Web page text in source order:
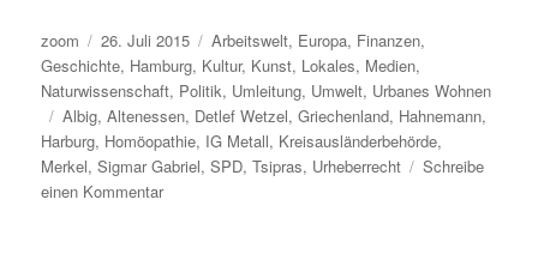
Autor
zoom
Veröffentlicht
am
26. Juli 2015 Kategorien
Arbeitswelt, Europa, Finanzen,
Geschichte, Hamburg, Kultur, Kunst, Lokales, Medien,
Naturwissenschaft, Politik, Umleitung, Umwelt, Urbanes Wohnen
Schlagwörter
Albig,Altenessen, Detlef Wetzel,Griechenland, Hahnemann,
Harburg, Homöopathie, IG Metall, Kreisausländerbehörde,
Merkel,Sigmar Gabriel,SPD,Tsipras, Urheberrecht
Schreibe
einen Kommentarzu